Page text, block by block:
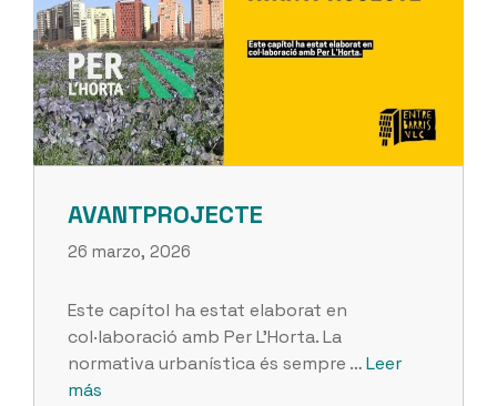
AVANTPROJECTE
26 marzo, 2026
Este capítol ha estat elaborat en
col·laboració amb Per L’Horta. La
normativa urbanística és sempre …Leer
más